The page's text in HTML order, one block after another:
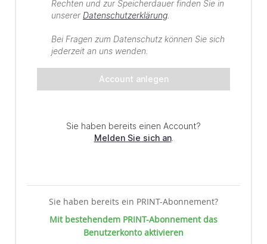
Sie haben bereits ein PRINT-Abonnement?
Mit bestehendem PRINT-Abonnement das
Benutzerkonto aktivieren